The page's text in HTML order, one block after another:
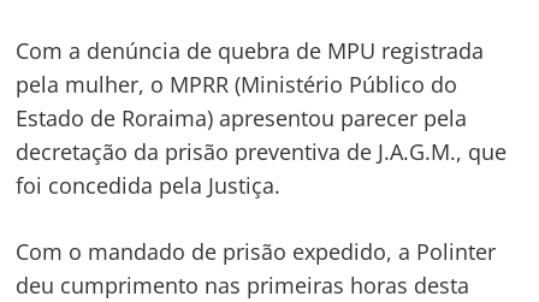
Com a denúncia de quebra de MPU registrada
pela mulher, o MPRR (Ministério Público do
Estado de Roraima) apresentou parecer pela
decretação da prisão preventiva de J.A.G.M., que
foi concedida pela Justiça.
Com o mandado de prisão expedido, a Polinter
deu cumprimento nas primeiras horas desta